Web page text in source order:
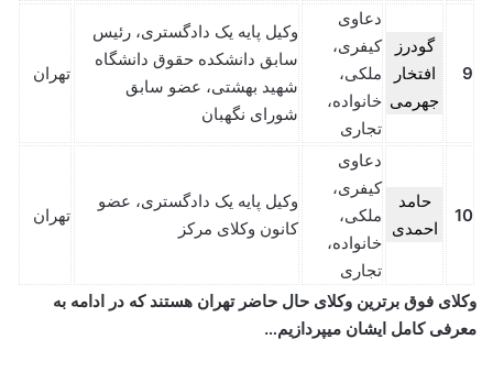
9
گودرز
افتخار
جهرمی
دعاوی
کیفری،
ملکی،
خانواده،
تجاری
وکیل پایه یک دادگستری، رئیس
سابق دانشکده حقوق دانشگاه
شهید بهشتی، عضو سابق
شورای نگهبان
تهران
10
حامد
احمدی
دعاوی
کیفری،
ملکی،
خانواده،
تجاری
وکیل پایه یک دادگستری، عضو
کانون وکلای مرکز
تهران
وکلای فوق برترین وکلای حال حاضر تهران هستند که در ادامه به
معرفی کامل ایشان میپردازیم…